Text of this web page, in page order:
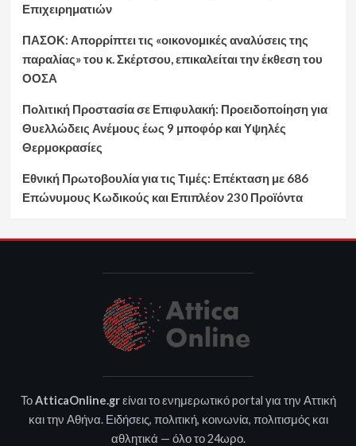
Επιχειρηματιών
ΠΑΣΟΚ: Απορρίπτει τις «οικονομικές αναλύσεις της
παραλίας» του κ. Σκέρτσου, επικαλείται την έκθεση του
ΟΟΣΑ
Πολιτική Προστασία σε Επιφυλακή: Προειδοποίηση για
Θυελλώδεις Ανέμους έως 9 μποφόρ και Υψηλές
Θερμοκρασίες
Εθνική Πρωτοβουλία για τις Τιμές: Επέκταση με 686
Επώνυμους Κωδικούς και Επιπλέον 230 Προϊόντα
ΤοAtticaOnline.grείναι το ενημερωτικό portal για την Αττική
και την Αθήνα. Ειδήσεις, πολιτική, κοινωνία, πολιτισμός και
αθλητικά — όλο το 24ωρο.